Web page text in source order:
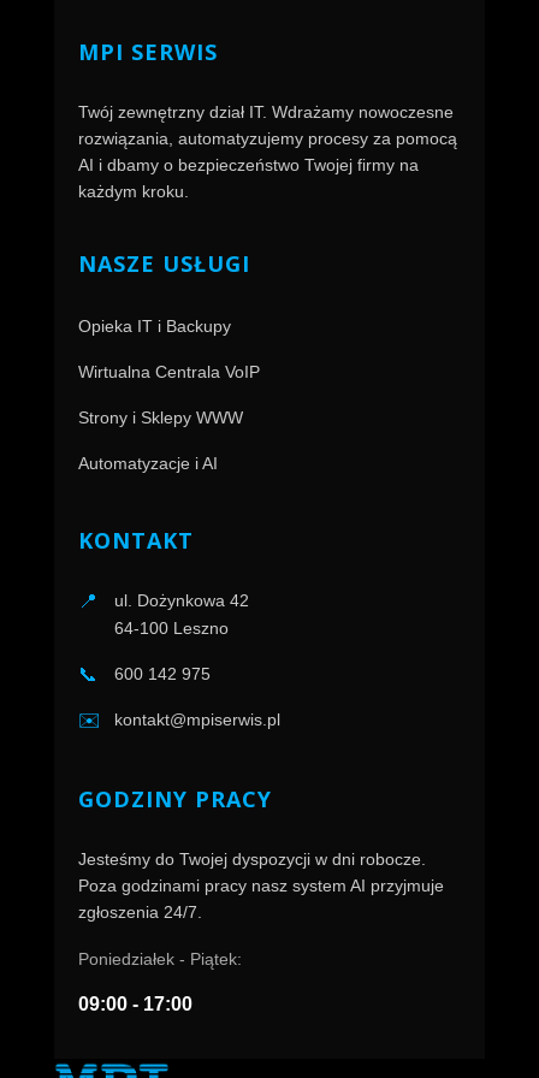
MPI SERWIS
Twój zewnętrzny dział IT. Wdrażamy nowoczesne
rozwiązania, automatyzujemy procesy za pomocą
AI i dbamy o bezpieczeństwo Twojej firmy na
każdym kroku.
NASZE USŁUGI
Opieka IT i Backupy
Wirtualna Centrala VoIP
Strony i Sklepy WWW
Automatyzacje i AI
KONTAKT
📍
ul. Dożynkowa 42
64-100 Leszno
📞 600 142 975
✉️ kontakt@mpiserwis.pl
GODZINY PRACY
Jesteśmy do Twojej dyspozycji w dni robocze.
Poza godzinami pracy nasz system AI przyjmuje
zgłoszenia 24/7.
Poniedziałek - Piątek:
09:00 - 17:00